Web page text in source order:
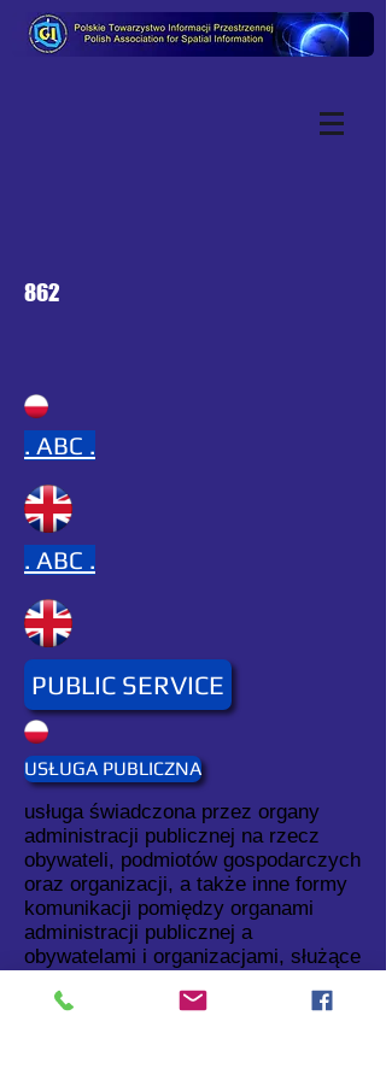
862
. ABC .
. ABC .
PUBLIC SERVICE
USŁUGA PUBLICZNA
usługa świadczona przez organy
administracji publicznej na rzecz
obywateli, podmiotów gospodarczych
oraz organizacji, a także inne formy
komunikacji pomiędzy organami
administracji publicznej a
obywatelami i organizacjami, służące
publicznej lub wywiązywaniu się